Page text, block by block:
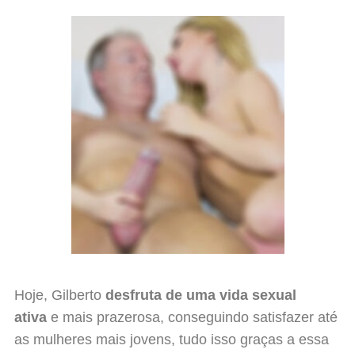
Hoje, Gilberto desfruta de uma vida sexual
ativa e mais prazerosa, conseguindo satisfazer até
as mulheres mais jovens, tudo isso graças a essa